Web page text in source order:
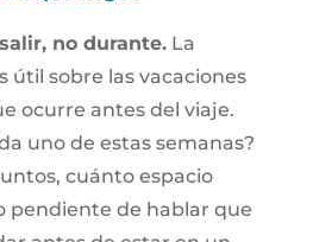
no durante.La
útil sobre las vacaciones
ocurre antes del viaje.
uno de estas semanas?
cuánto espacio
pendiente de hablar que